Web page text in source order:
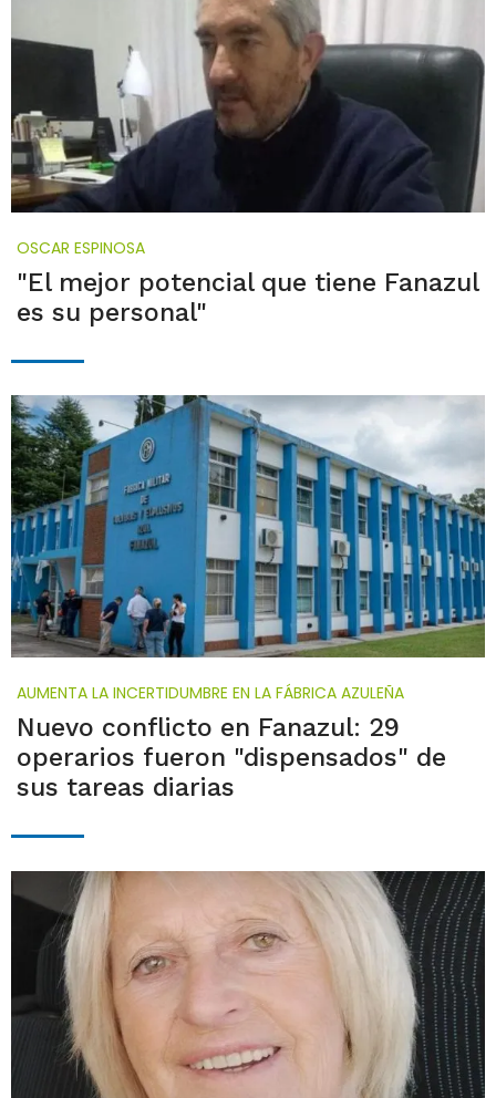
OSCAR ESPINOSA
"El mejor potencial que tiene Fanazul
es su personal"
AUMENTA LA INCERTIDUMBRE EN LA FÁBRICA AZULEÑA
Nuevo conflicto en Fanazul: 29
operarios fueron "dispensados" de
sus tareas diarias